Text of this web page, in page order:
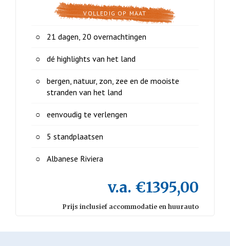
VOLLEDIG OP MAAT
21 dagen, 20 overnachtingen
dé highlights van het land
bergen, natuur, zon, zee en de mooiste
stranden van het land
eenvoudig te verlengen
5 standplaatsen
Albanese Riviera
v.a. €1395,00
Prijs inclusief accommodatie en huurauto